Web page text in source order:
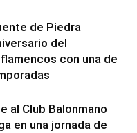
de Piedra
del
con una de
al Club Balonmano
en una jornada de